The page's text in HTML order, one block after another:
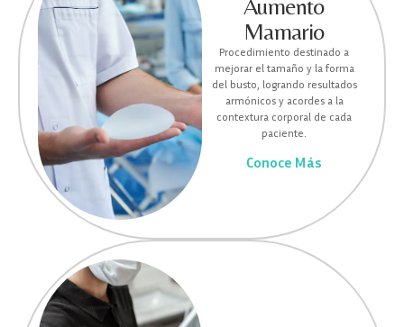
Aumento
Mamario
Procedimiento destinado a
mejorar el tamaño y la forma
del busto, logrando resultados
armónicos y acordes a la
contextura corporal de cada
paciente.
Conoce Más